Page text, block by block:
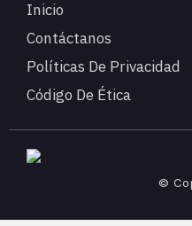
Inicio
Contáctanos
Políticas De Privacidad
Código De Ética
©